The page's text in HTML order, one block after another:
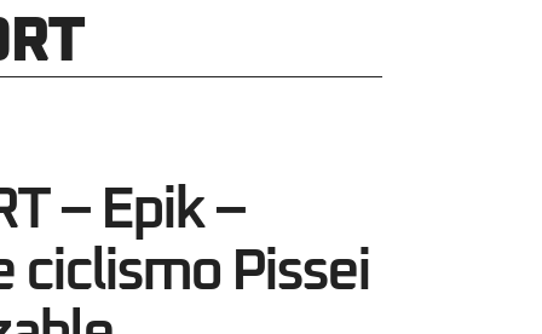
– Epik –
ciclismo Pissei